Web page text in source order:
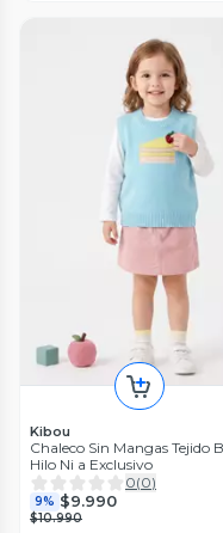
Kibou
Chaleco Sin Mangas Tejido
Hilo Ni a Exclusivo
0(0)
9% $9.990
$10.990